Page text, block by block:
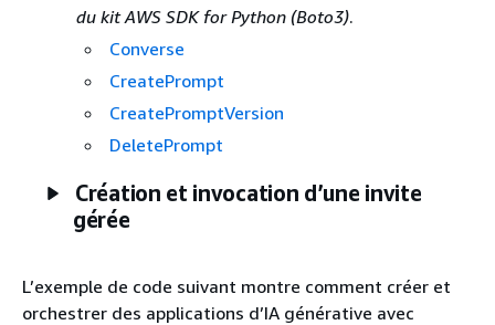
du kit AWS SDK for Python (Boto3).
Converse
CreatePrompt
CreatePromptVersion
DeletePrompt
Création et invocation d’une invite
gérée
L’exemple de code suivant montre comment créer et
orchestrer des applications d’IA générative avec